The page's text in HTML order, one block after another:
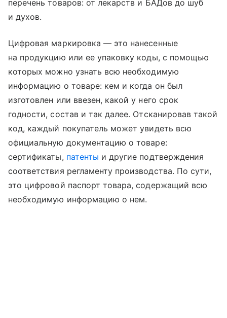
перечень товаров: от лекарств и БАДов до шуб
и духов.
Цифровая маркировка — это нанесенные
на продукцию или ее упаковку коды, с помощью
которых можно узнать всю необходимую
информацию о товаре: кем и когда он был
изготовлен или ввезен, какой у него срок
годности, состав и так далее. Отсканировав такой
код, каждый покупатель может увидеть всю
официальную документацию о товаре:
сертификаты, патенты и другие подтверждения
соответствия регламенту производства. По сути,
это цифровой паспорт товара, содержащий всю
необходимую информацию о нем.